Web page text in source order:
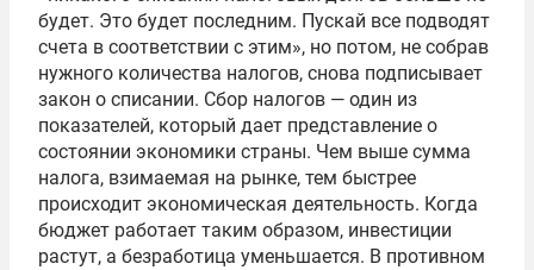
будет. Это будет последним. Пускай все подводят
счета в соответствии с этим», но потом, не собрав
нужного количества налогов, снова подписывает
закон о списании. Сбор налогов — один из
показателей, который дает представление о
состоянии экономики страны. Чем выше сумма
налога, взимаемая на рынке, тем быстрее
происходит экономическая деятельность. Когда
бюджет работает таким образом, инвестиции
растут, а безработица уменьшается. В противном